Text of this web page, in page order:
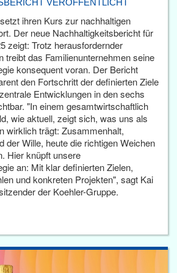
VERÖFFENTLICHT
ihren Kurs zur nachhaltigen
Der neue Nachhaltigkeitsbericht für
zeigt: Trotz herausfordernder
treibt das Familienunternehmen seine
konsequent voran. Der Bericht
den Fortschritt der definierten Ziele
Entwicklungen in den sechs
"In einem gesamtwirtschaftlich
wie aktuell, zeigt sich, was uns als
wirklich trägt: Zusammenhalt,
der Wille, heute die richtigen Weichen
Hier knüpft unsere
an: Mit klar definierten Zielen,
und konkreten Projekten", sagt Kai
der Koehler-Gruppe.